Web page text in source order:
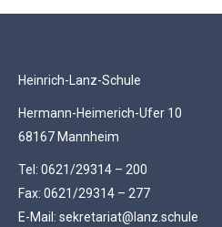
Heinrich-Lanz-Schule
Hermann-Heimerich-Ufer 10
68167 Mannheim
Tel: 0621/29314 – 200
Fax: 0621/29314 – 277
E-Mail: sekretariat@lanz.schule